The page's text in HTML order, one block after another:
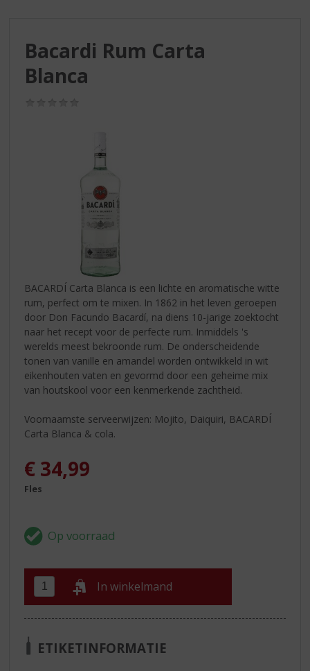
Bacardi Rum Carta
Blanca
BACARDÍ Carta Blanca is een lichte en aromatische witte
rum, perfect om te mixen. In 1862 in het leven geroepen
door Don Facundo Bacardí, na diens 10-jarige zoektocht
naar het recept voor de perfecte rum. Inmiddels 's
werelds meest bekroonde rum. De onderscheidende
tonen van vanille en amandel worden ontwikkeld in wit
eikenhouten vaten en gevormd door een geheime mix
van houtskool voor een kenmerkende zachtheid.
Voornaamste serveerwijzen: Mojito, Daiquiri, BACARDÍ
Carta Blanca & cola.
€ 34,99
Fles
In winkelmand
ETIKETINFORMATIE